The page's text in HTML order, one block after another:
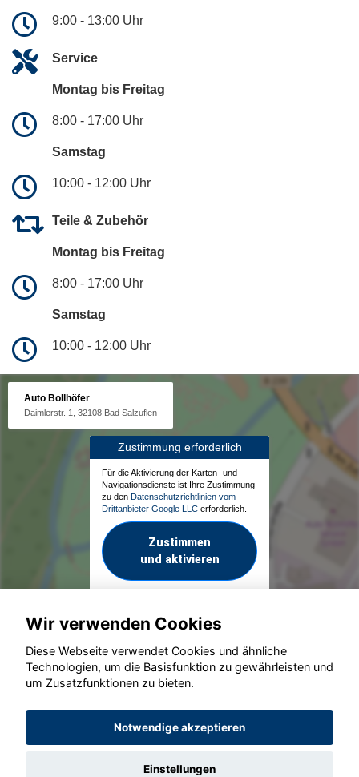
9:00 - 13:00 Uhr
Service
Montag bis Freitag
8:00 - 17:00 Uhr
Samstag
10:00 - 12:00 Uhr
Teile & Zubehör
Montag bis Freitag
8:00 - 17:00 Uhr
Samstag
10:00 - 12:00 Uhr
Auto Bollhöfer
Daimlerstr. 1, 32108 Bad Salzuflen
Zustimmung erforderlich
Für die Aktivierung der Karten- und
Navigationsdienste ist Ihre Zustimmung
zu den Datenschutzrichtlinien vom
Drittanbieter Google LLC erforderlich.
Zustimmen
und aktivieren
© konjunkturmotor.de GmbH 2020 - 2026
Wir verwenden Cookies
Diese Webseite verwendet Cookies und ähnliche
Technologien, um die Basisfunktion zu gewährleisten und
um Zusatzfunktionen zu bieten.
Notwendige akzeptieren
Einstellungen